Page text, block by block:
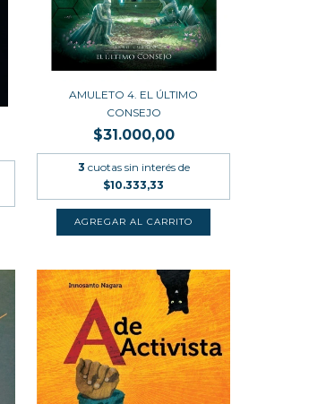
AMULETO 4. EL ÚLTIMO
CONSEJO
$31.000,00
3 cuotas sin interés de
$10.333,33